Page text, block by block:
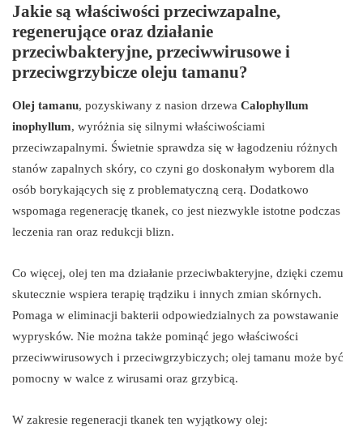
Jakie są właściwości przeciwzapalne,
regenerujące oraz działanie
przeciwbakteryjne, przeciwwirusowe i
przeciwgrzybicze oleju tamanu?
Olej tamanu, pozyskiwany z nasion drzewa Calophyllum
inophyllum, wyróżnia się silnymi właściwościami
przeciwzapalnymi. Świetnie sprawdza się w łagodzeniu różnych
stanów zapalnych skóry, co czyni go doskonałym wyborem dla
osób borykających się z problematyczną cerą. Dodatkowo
wspomaga regenerację tkanek, co jest niezwykle istotne podczas
leczenia ran oraz redukcji blizn.
Co więcej, olej ten ma działanie przeciwbakteryjne, dzięki czemu
skutecznie wspiera terapię trądziku i innych zmian skórnych.
Pomaga w eliminacji bakterii odpowiedzialnych za powstawanie
wyprysków. Nie można także pominąć jego właściwości
przeciwwirusowych i przeciwgrzybiczych; olej tamanu może być
pomocny w walce z wirusami oraz grzybicą.
W zakresie regeneracji tkanek ten wyjątkowy olej: